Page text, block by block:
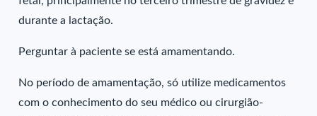
durante a lactação.
Perguntar à paciente se está amamentando.
No período de amamentação, só utilize medicamentos
com o conhecimento do seu médico ou cirurgião-